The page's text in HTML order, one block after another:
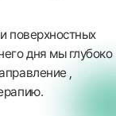
поверхностных
дня мы глубоко
,